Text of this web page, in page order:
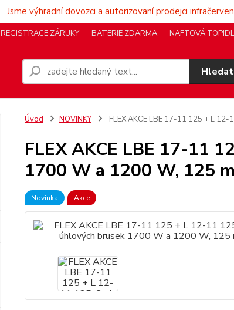
Jsme výhradní dovozci a autorizovaní prodejci
REGISTRACE ZÁRUKY BATERIE ZDARMA NAFTOVÁ
Hledat
Úvod NOVINKY FLEX AKCE LBE 17-11 125 + L
FLEX AKCE LBE 17-11
1700 W a 1200 W, 125
Novinka Akce